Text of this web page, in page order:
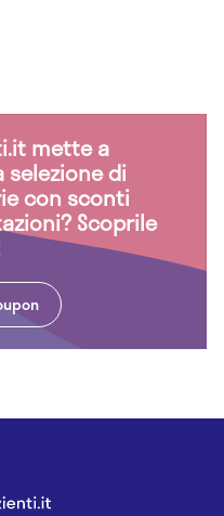
mette a
selezione di
con sconti
Scoprile